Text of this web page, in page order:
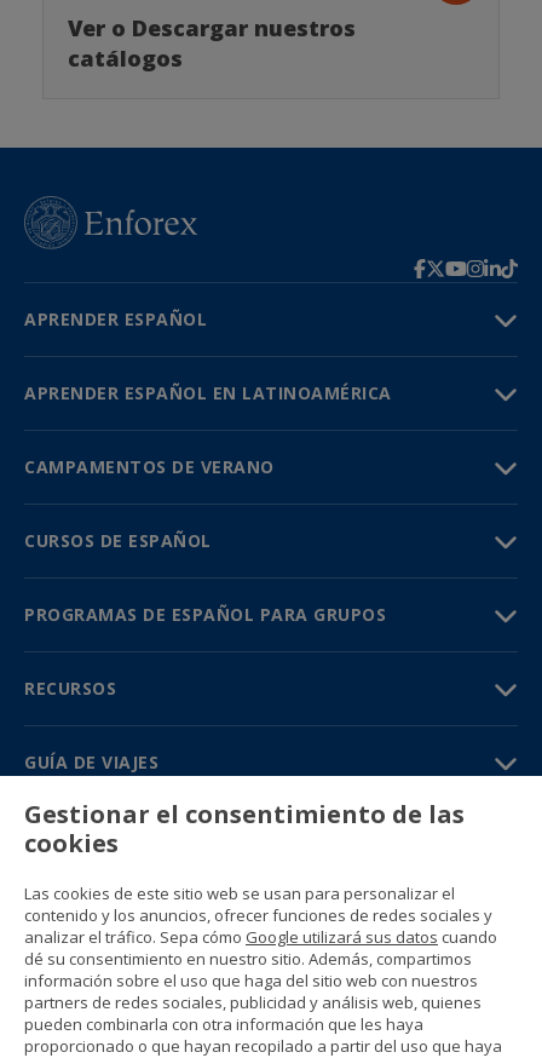
Ver o Descargar nuestros
catálogos
APRENDER ESPAÑOL
APRENDER ESPAÑOL EN LATINOAMÉRICA
CAMPAMENTOS DE VERANO
CURSOS DE ESPAÑOL
PROGRAMAS DE ESPAÑOL PARA GRUPOS
RECURSOS
GUÍA DE VIAJES
PARTNERS
Contacto
Precios y catálogos
(+34) 91 594 37 76
Gustavo Fernández Balbuena, 11
28002 Madrid, Spain
Sitemap
Condiciones generales
Gestionar el consentimiento de las
cookies
Las cookies de este sitio web se usan para personalizar el
contenido y los anuncios, ofrecer funciones de redes sociales y
analizar el tráfico. Sepa cómo Google utilizará sus datos cuando
dé su consentimiento en nuestro sitio. Además, compartimos
información sobre el uso que haga del sitio web con nuestros
partners de redes sociales, publicidad y análisis web, quienes
pueden combinarla con otra información que les haya
proporcionado o que hayan recopilado a partir del uso que haya